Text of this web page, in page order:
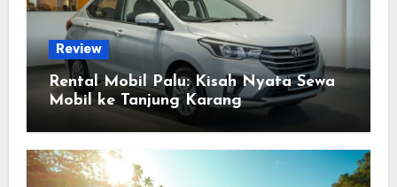
Review
Rental Mobil Palu: Kisah Nyata Sewa
Mobil ke Tanjung Karang